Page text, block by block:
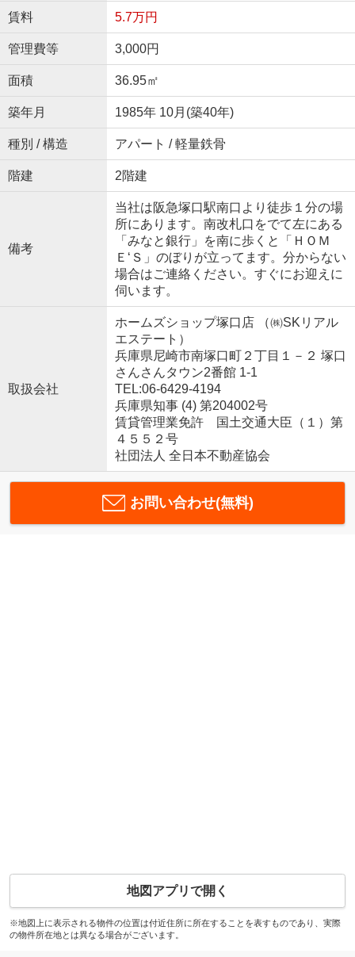
賃料 5.7万円
管理費等 3,000円
面積 36.95㎡
築年月 1985年 10月(築40年)
種別 / 構造 アパート / 軽量鉄骨
階建 2階建
備考
当社は阪急塚口駅南口より徒歩１分の場
所にあります。南改札口をでて左にある
「みなと銀行」を南に歩くと「ＨＯＭ
Ｅ‘Ｓ」のぼりが立ってます。分からない
場合はご連絡ください。すぐにお迎えに
伺います。
取扱会社
ホームズショップ塚口店 （㈱SKリアル
エステート）
兵庫県尼崎市南塚口町２丁目１－２ 塚口
さんさんタウン2番館 1-1
TEL:06-6429-4194
兵庫県知事 (4) 第204002号
賃貸管理業免許 国土交通大臣（１）第
４５５２号
社団法人 全日本不動産協会
お問い合わせ(無料)
地図アプリで開く
※地図上に表示される物件の位置は付近住所に所在することを表すものであり、実際
の物件所在地とは異なる場合がございます。